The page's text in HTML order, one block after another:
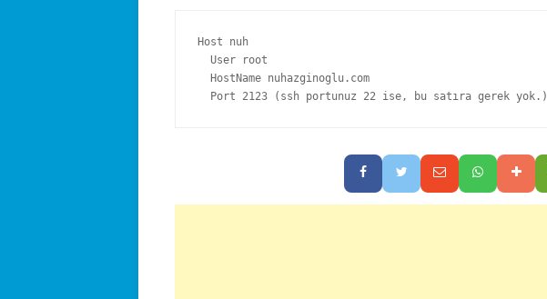
Host nuh
  User root
  HostName nuhazginoglu.com
  Port 2123 (ssh portunuz 22 ise, bu satıra gerek yok.)